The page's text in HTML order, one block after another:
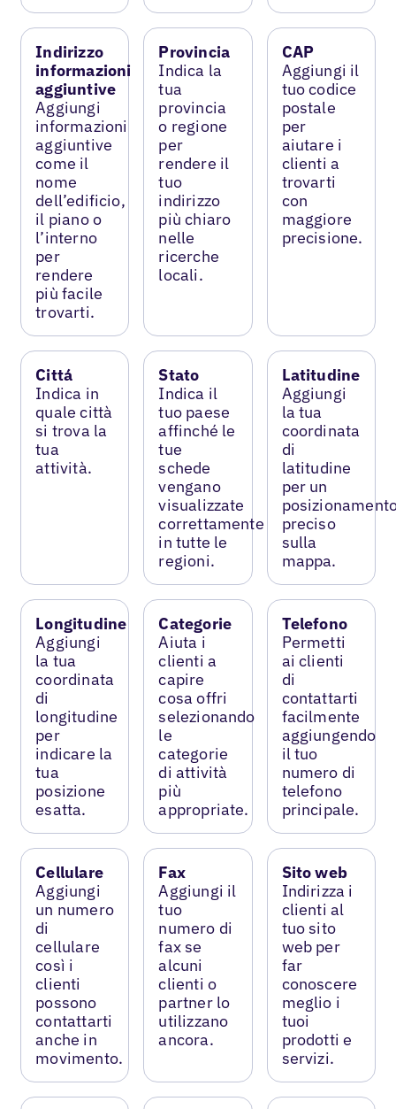
Indirizzo
informazioni
aggiuntive
Aggiungi
informazioni
aggiuntive
come il
nome
dell’edificio,
il piano o
l’interno
per
rendere
più facile
trovarti.
Provincia
Indica la
tua
provincia
o regione
per
rendere il
tuo
indirizzo
più chiaro
nelle
ricerche
locali.
CAP
Aggiungi il
tuo codice
postale
per
aiutare i
clienti a
trovarti
con
maggiore
precisione.
Cittá
Indica in
quale città
si trova la
tua
attività.
Stato
Indica il
tuo paese
affinché le
tue
schede
vengano
visualizzate
correttamente
in tutte le
regioni.
Latitudine
Aggiungi
la tua
coordinata
di
latitudine
per un
preciso
sulla
mappa.
Longitudine
Aggiungi
la tua
coordinata
di
longitudine
per
indicare la
tua
posizione
esatta.
Categorie
Aiuta i
clienti a
capire
cosa offri
selezionando
le
categorie
di attività
più
appropriate.
Telefono
Permetti
ai clienti
di
contattarti
facilmente
aggiungendo
il tuo
numero di
telefono
principale.
Cellulare
Aggiungi
un numero
di
cellulare
così i
clienti
possono
contattarti
anche in
movimento.
Fax
Aggiungi il
tuo
numero di
fax se
alcuni
clienti o
partner lo
utilizzano
ancora.
Sito web
Indirizza i
clienti al
tuo sito
web per
far
conoscere
meglio i
tuoi
prodotti e
servizi.